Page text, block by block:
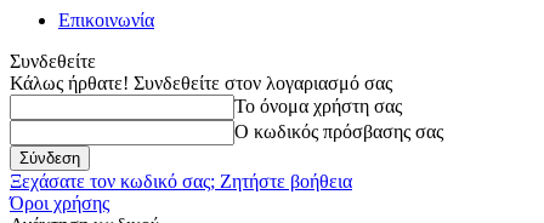
Επικοινωνία
Συνδεθείτε
Κάλως ήρθατε! Συνδεθείτε στον λογαριασμό σας
Το όνομα χρήστη σας
Ο κωδικός πρόσβασης σας
Ξεχάσατε τον κωδικό σας; Ζητήστε βοήθεια
Όροι χρήσης